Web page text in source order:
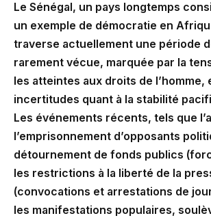
Le Sénégal, un pays longtemps
un exemple de démocratie en
traverse actuellement une période
rarement vécue, marquée par la
les atteintes aux droits de l’homme,
incertitudes quant à la stabilité
Les événements récents, tels que
l’emprisonnement d’opposants
détournement de fonds publics
les restrictions à la liberté de la
(convocations et arrestations de
les manifestations populaires,